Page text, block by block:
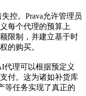
控。Prava允许管理员
每个代理的预算上
限制，并建立基于时
的购买。
代理可以根据预定义
付。这为诸如补货库
等任务实现了真正的